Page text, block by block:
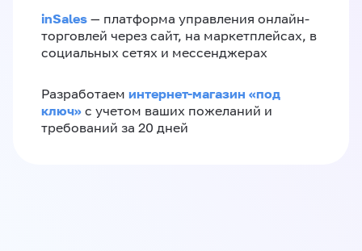
inSales — платформа управления онлайн-
торговлей через сайт, на маркетплейсах, в
социальных сетях и мессенджерах
Разработаем интернет-магазин «‎под
ключ»‎ с учетом ваших пожеланий и
требований за 20 дней